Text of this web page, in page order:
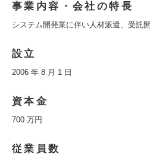
事業内容・会社の特長
システム開発業に伴い人材派遣、受託
設立
2006 年 8 月 1 日
資本金
700 万円
従業員数